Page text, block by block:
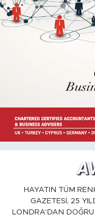
HAYATIN TÜM
GAZETESİ, 25
LONDRA'DAN DOĞRU